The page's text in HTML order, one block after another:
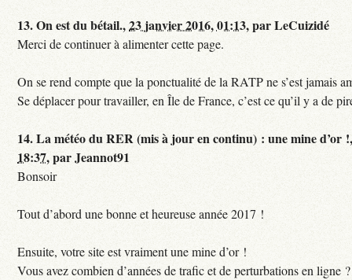
13.On est du bétail.,23 janvier 2016, 01:13,parLeCuizidé
Merci de continuer à alimenter cette page.
On se rend compte que la ponctualité de la RATP ne s’est jamais
Se déplacer pour travailler, en Île de France, c’est ce qu’il y a de
14.La météo du RER (mis à jour en continu) : une mine d’or
18:37,parJeannot91
Bonsoir
Tout d’abord une bonne et heureuse année 2017 !
Ensuite, votre site est vraiment une mine d’or !
Vous avez combien d’années de trafic et de perturbations en ligne ?